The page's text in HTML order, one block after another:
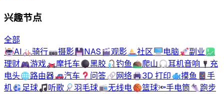
兴趣节点
全部
🤖AI🚲骑行📷摄影💾NAS🎬观影⛵社区🖥️电脑🚀副业💹
理财🎮游戏🏍️摩托车⚫黑胶 🎣钓鱼⛰️爬山🎧耳机音响 🔌 充
电头🌐路由器🚗汽车 ❓ 问答🔗网络🖨️3D 打印🐟摸鱼 📱手
机⚽足球🎵听歌 🏸羽毛球📻无线电🏀篮球🔦手电筒👟跑步